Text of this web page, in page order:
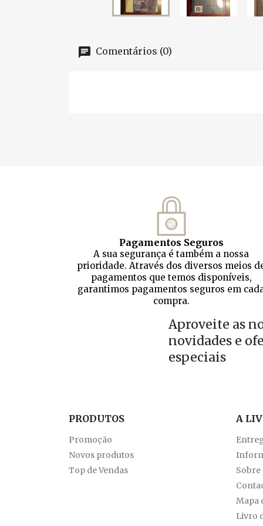
Comentários (0)
Pagamentos Seguros
A sua segurança é também a nossa
prioridade. Através dos diversos meios
pagamentos que temos disponíveis,
garantimos pagamentos seguros em
compra.
Aproveite as
novidades e
especiais
PRODUTOS
Promoção
Novos produtos
Top de Vendas
A
Sobre
Mapa
Livro